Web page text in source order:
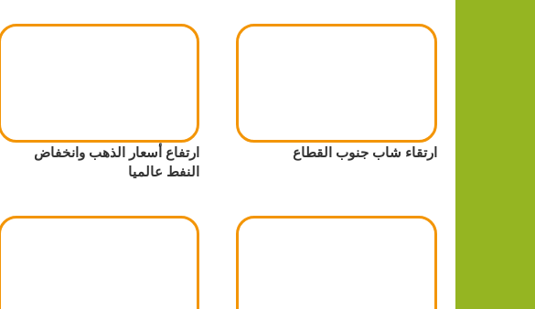
ارتقاء شاب جنوب القطاع
ارتفاع أسعار الذهب وانخفاض
النفط عالميا